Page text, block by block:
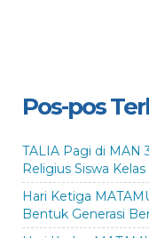
Pos-pos
TALIA Pagi di MAN
Religius Siswa Kelas
Hari Ketiga
Bentuk Generasi